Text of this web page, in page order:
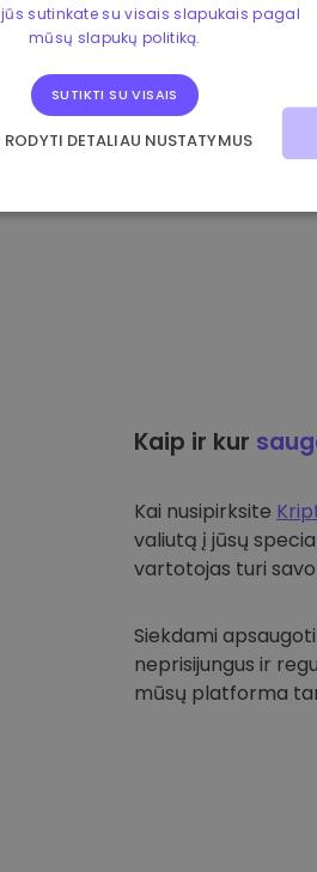
Kaip ir kur
Kai nusipirksite
valiutą į jūsų
vartotojas turi
Siekdami
neprisijungus ir
mūsų platforma
sutinkate su visais slapukais pagal
mūsų slapukų politiką.
SUTIKTI SU VISAIS
RODYTI DETALIAU NUSTATYMUS